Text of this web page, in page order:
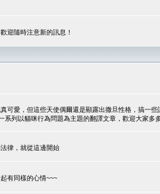
迎隨時注意新的訊息！
可愛，但這些天使偶爾還是顯露出撒旦性格，搞一
系列以貓咪行為問題為主題的翻譯文章，歡迎大家多多
律，就從這邊開始
有同樣的心情~~~